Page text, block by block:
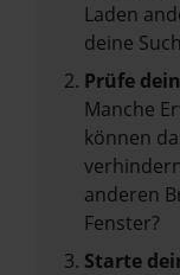
Laden
deine
Prüfe
Manche
können
anderen
Fenster?
Starte